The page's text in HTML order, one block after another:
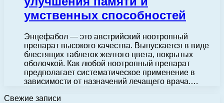
умственных способностей
Энцефабол — это австрийский ноотропный
препарат высокого качества. Выпускается в виде
блестящих таблеток желтого цвета, покрытых
оболочкой. Как любой ноотропный препарат
предполагает систематическое применение в
зависимости от назначений лечащего врача.…
Свежие записи